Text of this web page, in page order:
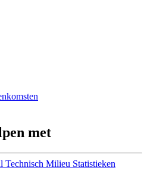
met
Technisch Milieu Statistieken